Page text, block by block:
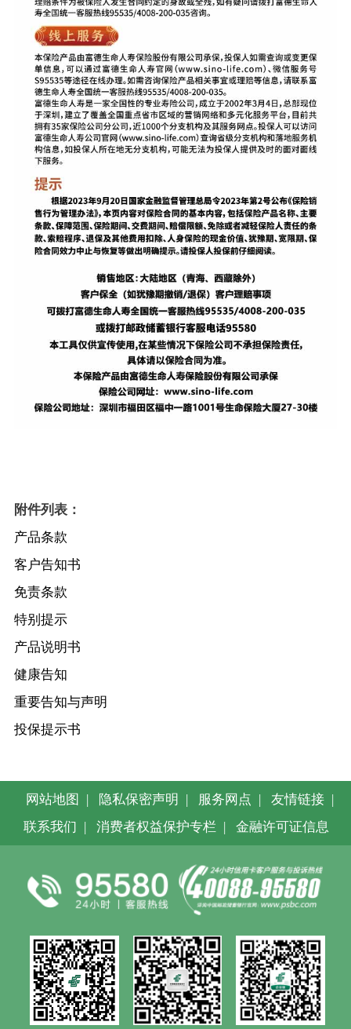
附件列表：
产品条款
客户告知书
免责条款
特别提示
产品说明书
健康告知
重要告知与声明
投保提示书
网站地图 隐私保密声明 服务网点 友情链接
联系我们
消费者权益保护专栏 金融许可证信息